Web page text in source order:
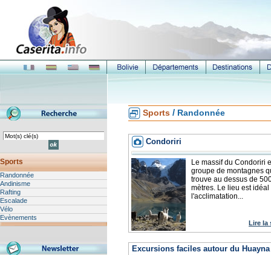
Sports
Randonnée
Andinisme
Rafting
Escalade
Vélo
Evènements
Sports / Randonnée
Condoriri
Le massif du Condoriri
groupe de montagnes
trouve au dessus de
mètres. Le lieu est idéal
l'acclimatation...
Lire la
Excursions faciles autour du